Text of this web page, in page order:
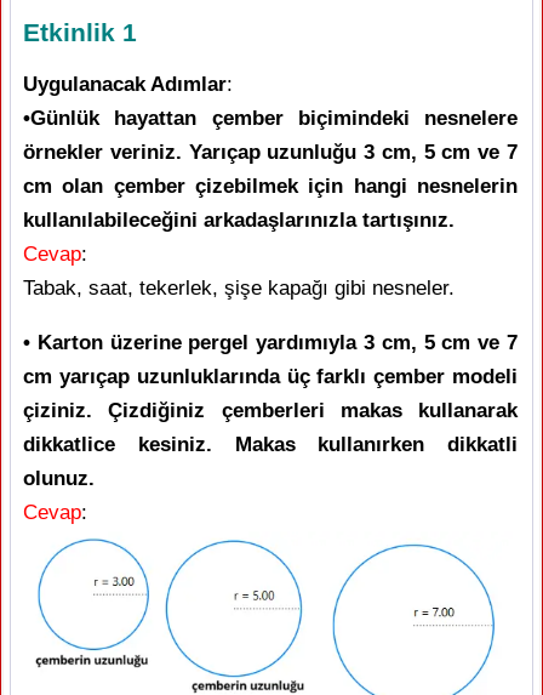
Etkinlik 1
Uygulanacak Adımlar:
•Günlük hayattan çember biçimindeki nesnelere
örnekler veriniz. Yarıçap uzunluğu 3 cm, 5 cm ve 7
cm olan çember çizebilmek için hangi nesnelerin
kullanılabileceğini arkadaşlarınızla tartışınız.
Cevap:
Tabak, saat, tekerlek, şişe kapağı gibi nesneler.
• Karton üzerine pergel yardımıyla 3 cm, 5 cm ve 7
cm yarıçap uzunluklarında üç farklı çember modeli
çiziniz. Çizdiğiniz çemberleri makas kullanarak
dikkatlice kesiniz. Makas kullanırken dikkatli
olunuz.
Cevap: